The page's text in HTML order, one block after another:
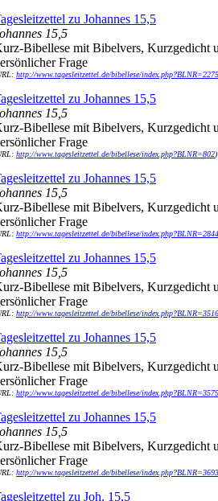
zu Johannes 15,5
15,5
Bibellese mit Bibelvers, Kurzgedicht
Frage
http://www.tagesleitzettel.de/bibellese/index.php?BLNR=2275
zu Johannes 15,5
15,5
Bibellese mit Bibelvers, Kurzgedicht
Frage
http://www.tagesleitzettel.de/bibellese/index.php?BLNR=802)
zu Johannes 15,5
15,5
Bibellese mit Bibelvers, Kurzgedicht
Frage
http://www.tagesleitzettel.de/bibellese/index.php?BLNR=2844
zu Johannes 15,5
15,5
Bibellese mit Bibelvers, Kurzgedicht
Frage
http://www.tagesleitzettel.de/bibellese/index.php?BLNR=3516
zu Johannes 15,5
15,5
Bibellese mit Bibelvers, Kurzgedicht
Frage
http://www.tagesleitzettel.de/bibellese/index.php?BLNR=3579
zu Johannes 15,5
15,5
Bibellese mit Bibelvers, Kurzgedicht
Frage
http://www.tagesleitzettel.de/bibellese/index.php?BLNR=3693
zu Joh. 15,5